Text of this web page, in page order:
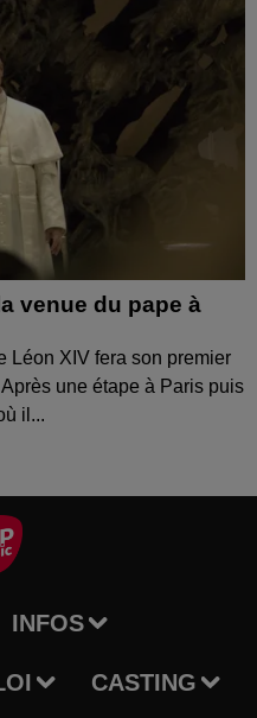
venue du pape à
Léon XIV fera son premier
une étape à Paris puis
il...
INFOS
CASTING